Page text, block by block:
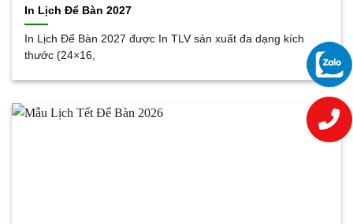
In Lịch Để Bàn 2027
In Lịch Để Bàn 2027 được In TLV sản xuất đa dạng kích
thước (24×16,